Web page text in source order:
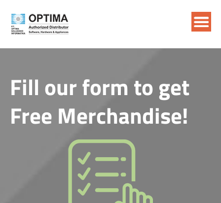
Fill our form to get
Free Merchandise!